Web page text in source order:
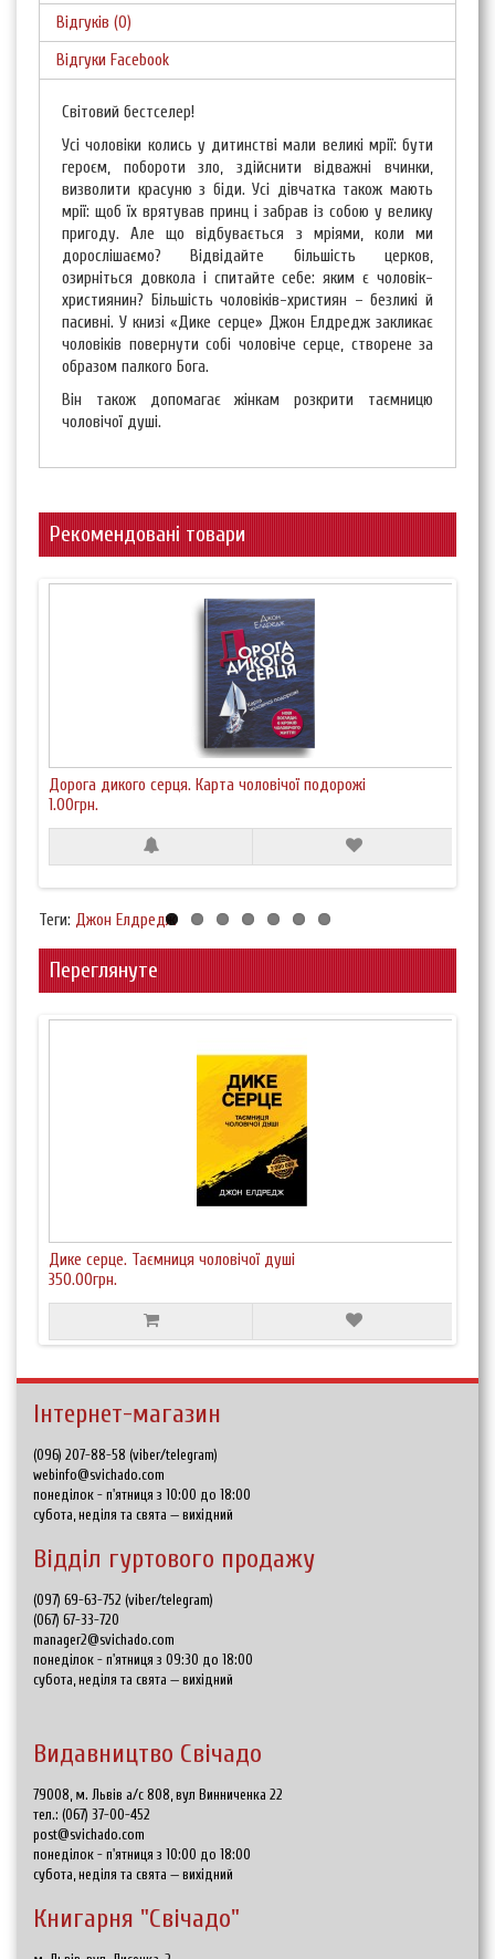
Відгуків (0)
Відгуки Facebook
Світовий бестселер!
Усі чоловіки колись у дитинстві мали великі мрії: бути
героєм, побороти зло, здійснити відважні вчинки,
визволити красуню з біди. Усі дівчатка також мають
мрії: щоб їх врятував принц і забрав із собою у велику
пригоду. Але що відбувається з мріями, коли ми
дорослішаємо? Відвідайте більшість церков,
озирніться довкола і спитайте себе: яким є чоловік-
християнин? Більшість чоловіків-християн – безликі й
пасивні. У книзі «Дике серце» Джон Елдредж закликає
чоловіків повернути собі чоловіче серце, створене за
образом палкого Бога.
Він також допомагає жінкам розкрити таємницю
чоловічої душі.
Рекомендовані товари
Дорога дикого серця. Карта чоловічої подорожі
1.00грн.
Теги: Джон Елдредж
Переглянуте
Дике серце. Таємниця чоловічої душі
350.00грн.
Інтернет-магазин
(096) 207-88-58 (viber/telegram)
webinfo@svichado.com
понеділок - п'ятниця з 10:00 до 18:00
субота, неділя та свята — вихідний
Відділ гуртового продажу
(097) 69-63-752 (viber/telegram)
(067) 67-33-720
manager2@svichado.com
понеділок - п'ятниця з 09:30 до 18:00
субота, неділя та свята — вихідний
Видавництво Свічадо
79008, м. Львів а/с 808, вул Винниченка 22
тел.: (067) 37-00-452
post@svichado.com
понеділок - п'ятниця з 10:00 до 18:00
субота, неділя та свята — вихідний
Книгарня "Свічадо"